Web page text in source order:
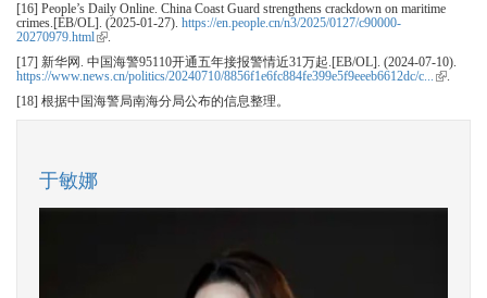
[16] People’s Daily Online. China Coast Guard strengthens crackdown on maritime
crimes.[EB/OL]. (2025-01-27). https://en.people.cn/n3/2025/0127/c90000-
20270979.html(link is external)
.
[17] 新华网. 中国海警95110开通五年接报警情近31万起.[EB/OL]. (2024-07-10).
https://www.news.cn/politics/20240710/8856f1e6fc884fe399e5f9eeeb6612dc/c... (link is
.
[18] 根据中国海警局南海分局公布的信息整理。
于敏娜